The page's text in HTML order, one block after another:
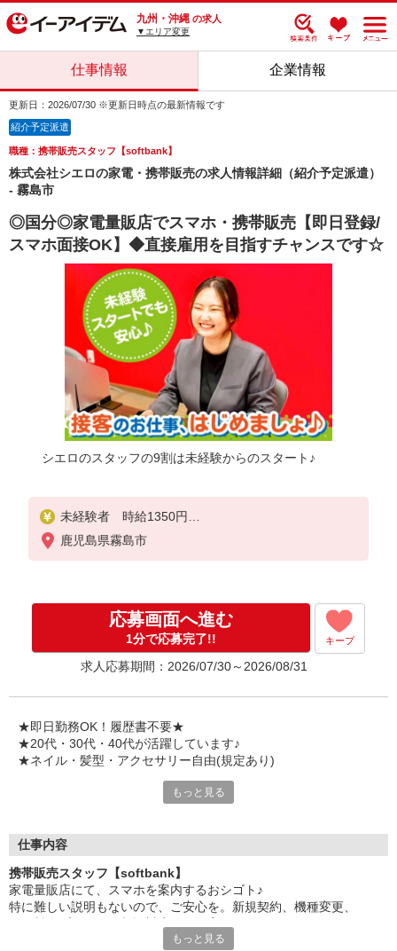
九州・沖縄 の求人
▼エリア変更
仕事情報 企業情報
更新日：2026/07/30 ※更新日時点の最新情報です
紹介予定派遣
職種：携帯販売スタッフ【softbank】
株式会社シエロの家電・携帯販売の求人情報詳細（紹介予定派遣）
- 霧島市
◎国分◎家電量販店でスマホ・携帯販売【即日登録/
スマホ面接OK】◆直接雇用を目指すチャンスです☆
シエロのスタッフの9割は未経験からのスタート♪
未経験者 時給1350円
経験者 時給1400円〜1450円（経験・能力による
）
゜+゜・。○。・゜+゜・。○。・゜+゜
入社祝い金10万円支給(規定有)
お友達を紹介頂くと,
★月2回払い・週払い可能（規程有）★
゜・。○。・゜+゜・。○。・゜+゜
鹿児島県霧島市
応募画面へ進む
1分で応募完了!! キープ
求人応募期間：2026/07/30～2026/08/31
★即日勤務OK！履歴書不要★
★20代・30代・40代が活躍しています♪
★ネイル・髪型・アクセサリー自由(規定あり)
でも心配ご無用！
お互いに教え合ったり、フォローしあったりする
和気あいあいとした人間関係がある店舗ばかり！
皆で一緒にステップアップしましょう♪
【選べるお仕事いろいろ】
もっと見る
仕事内容
携帯販売スタッフ【softbank】
家電量販店にて、スマホを案内するおシゴト♪
特に難しい説明もないので、ご安心を。新規契約、機種変更、
もっと見る